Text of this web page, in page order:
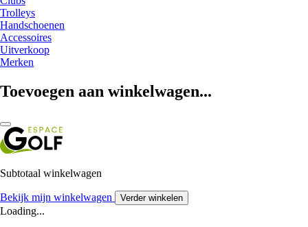
Trolleys
Handschoenen
Accessoires
Uitverkoop
Merken
Toevoegen aan winkelwagen...
Subtotaal winkelwagen
Bekijk mijn winkelwagen Verder winkelen
Loading...